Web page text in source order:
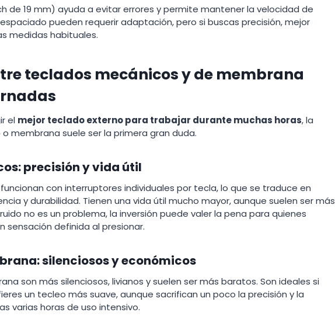
de 19 mm) ayuda a evitar errores y permite mantener la velocidad de
pueden requerir adaptación, pero si buscas precisión, mejor
medidas habituales.
teclados mecánicos y de membrana
el mejor teclado externo para trabajar durante muchas horas, la
membrana suele ser la primera gran duda.
precisión y vida útil
con interruptores individuales por tecla, lo que se traduce en
y durabilidad. Tienen una vida útil mucho mayor, aunque suelen ser más
no es un problema, la inversión puede valer la pena para quienes
sensación definida al presionar.
silenciosos y económicos
son más silenciosos, livianos y suelen ser más baratos. Son ideales si
un tecleo más suave, aunque sacrifican un poco la precisión y la
varias horas de uso intensivo.